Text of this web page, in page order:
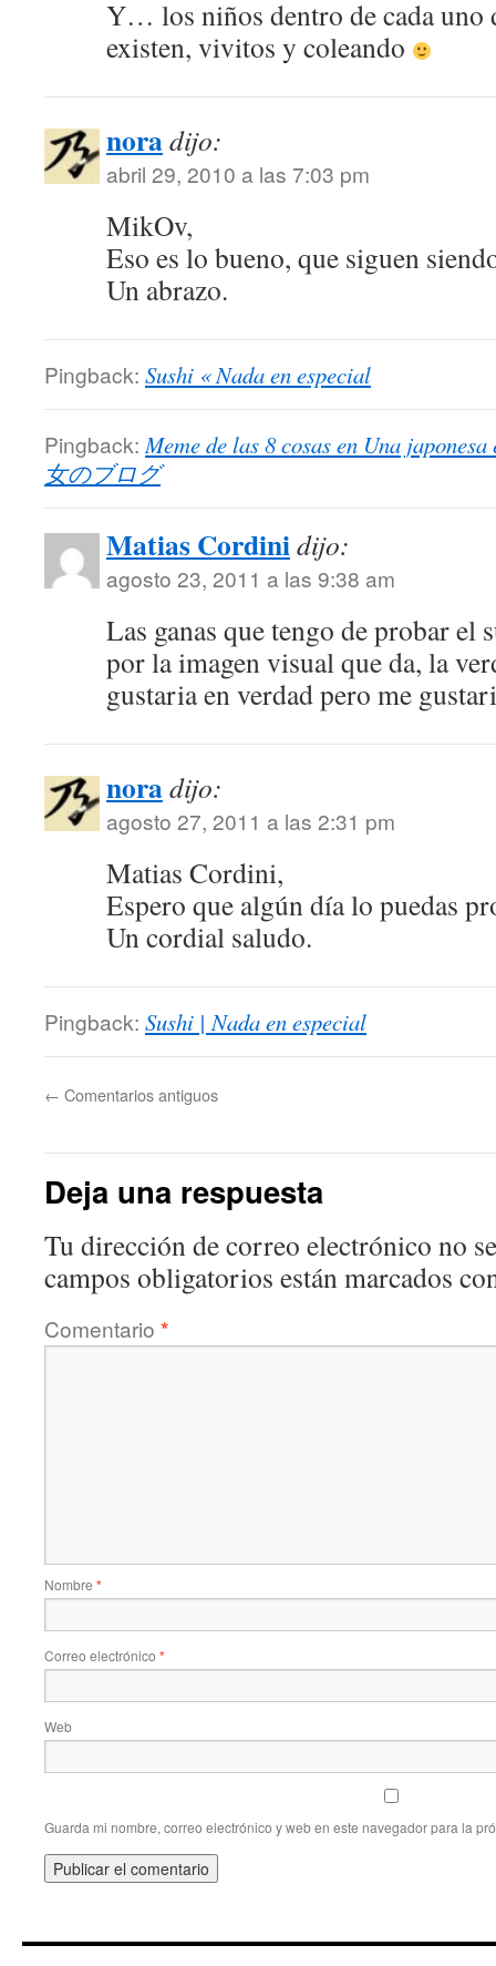
Y… los niños dentro de cada uno
existen, vivitos y coleando
noradijo:
abril 29, 2010 a las 7:03 pm
MikOv,
Eso es lo bueno, que siguen
Un abrazo.
Pingback: Sushi « Nada en especial
Pingback: Meme de las 8 cosas en Una
女のブログ
Matias Cordinidijo:
agosto 23, 2011 a las 9:38 am
Las ganas que tengo de probar el
por la imagen visual que da, la
gustaria en verdad pero me
noradijo:
agosto 27, 2011 a las 2:31 pm
Matias Cordini,
Espero que algún día lo puedas
Un cordial saludo.
Pingback: Sushi | Nada en especial
← Comentarios antiguos
Deja una respuesta
Tu dirección de correo electrónico no
campos obligatorios están marcados
Comentario *
Nombre *
Correo electrónico *
Web
Guarda mi nombre, correo electrónico y web en este navegador para la